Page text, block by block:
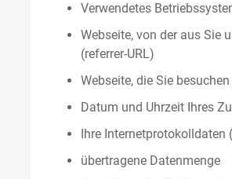
Verwendetes
Webseite, von der aus Sie
(referrer-URL)
Webseite, die Sie besuchen
Datum und Uhrzeit Ihres
Ihre Internetprotokolldaten
übertragene Datenmenge